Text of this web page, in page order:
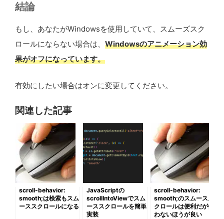
結論
もし、あなたがWindowsを使用していて、スムーズスク
ロールにならない場合は、 Windowsのアニメーション効
果がオフになっています。
有効にしたい場合はオンに変更してください。
関連した記事
scroll-behavior:
smooth;は検索もスム
ーススクロールになる
JavaScriptの
scrollIntoViewでスム
ーススクロールを簡単
実装
scroll-behavior:
smooth;のスムースス
クロールは便利だが使
わないほうが良い